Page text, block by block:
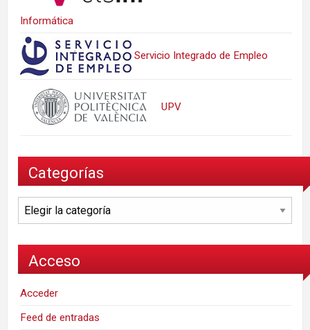
Informática
Servicio Integrado de Empleo
UPV
Categorías
Categorías
Acceso
Acceder
Feed de entradas